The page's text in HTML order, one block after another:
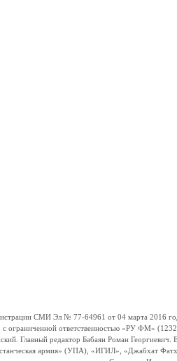
СМИ Эл № 77-64961 от 04 марта 2016
ответственностью «РУ ФМ»
Главный редактор Бабаян Роман
армия» (УПА), «ИГИЛ», «Джабхат